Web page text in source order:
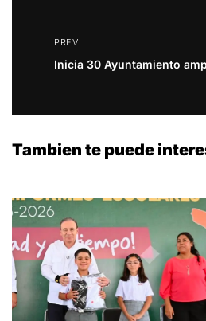
PREV
Tambien te puede